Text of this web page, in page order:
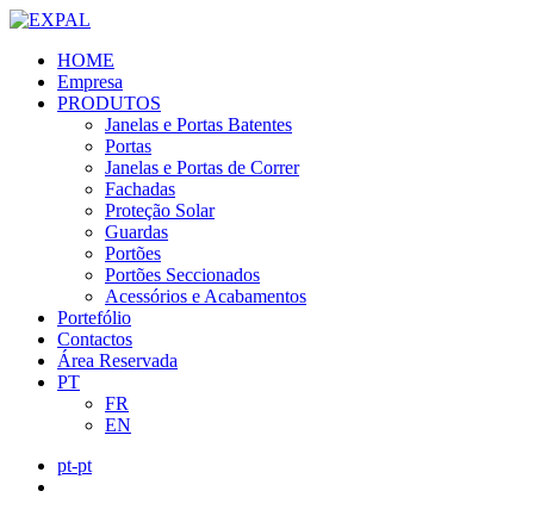
HOME
Empresa
PRODUTOS
Janelas e Portas Batentes
Portas
Janelas e Portas de Correr
Fachadas
Proteção Solar
Guardas
Portões
Portões Seccionados
Acessórios e Acabamentos
Portefólio
Contactos
Área Reservada
PT
FR
EN
pt-pt